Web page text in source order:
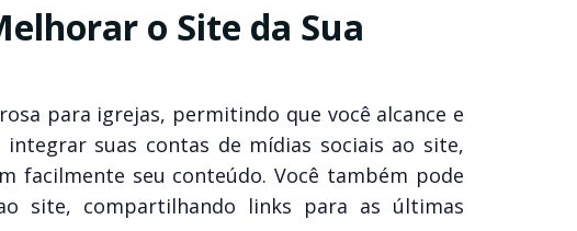
o Site da Sua
para igrejas, permitindo que você alcance e
suas contas de mídias sociais ao site,
facilmente seu conteúdo. Você também pode
site, compartilhando links para as últimas